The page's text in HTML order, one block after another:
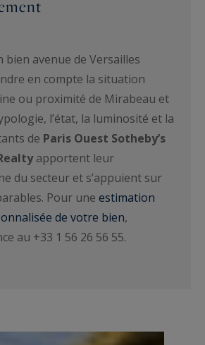
bien avenue de Versailles
en compte la situation
ou proximité de Mirabeau et
l’état, la luminosité et la
de Paris Ouest Sotheby’s
apportent leur
du secteur et s’appuient sur
Pour une estimation
de votre bien,
au +33 1 56 26 56 55.